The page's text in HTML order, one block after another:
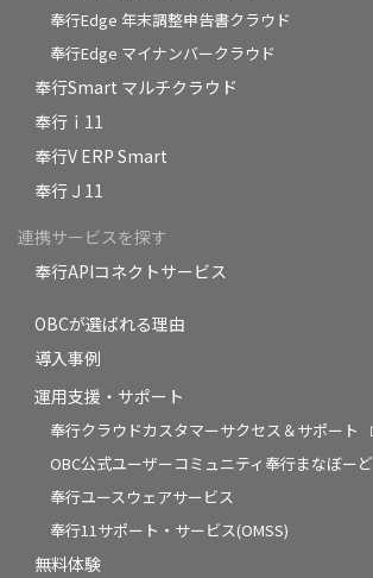
奉行Edge 年末調整申告書クラウド
奉行Edge マイナンバークラウド
奉行Smart マルチクラウド
奉行ｉ11
奉行V ERP Smart
奉行Ｊ11
連携サービスを探す
奉行APIコネクトサービス
OBCが選ばれる理由
導入事例
運用支援・サポート
奉行クラウドカスタマーサクセス＆サポート
OBC公式ユーザーコミュニティ奉行まなぼーど
奉行ユースウェアサービス
奉行11サポート・サービス(OMSS)
無料体験